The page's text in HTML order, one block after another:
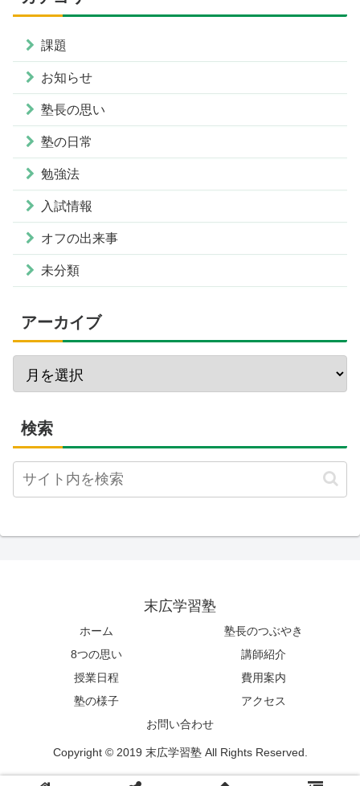
課題
お知らせ
塾長の思い
塾の日常
勉強法
入試情報
オフの出来事
未分類
アーカイブ
検索
末広学習塾
ホーム
塾長のつぶやき
8つの思い
講師紹介
授業日程
費用案内
塾の様子
アクセス
お問い合わせ
Copyright © 2019 末広学習塾 All Rights Reserved.